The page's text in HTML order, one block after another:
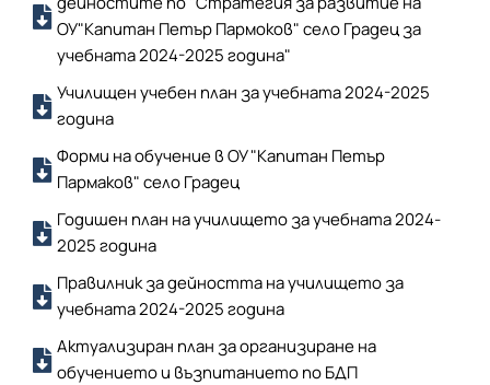
ОУ"Капитан Петър Пармоков" село Градец за
учебната 2024-2025 година"
Училищен учебен план за учебната 2024-2025
година
Форми на обучение в ОУ "Капитан Петър
Пармаков" село Градец
Годишен план на училището за учебната 2024-
2025 година
Правилник за дейността на училището за
учебната 2024-2025 година
Актуализиран план за организиране на
обучението и възпитанието по БДП